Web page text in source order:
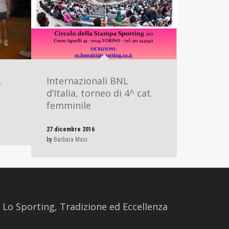
Internazionali BNL
d’Italia, torneo di 4^ cat.
femminile
27 dicembre 2016
by Barbara Masi
​Lo Sporting, Tradizione ed Eccellenza